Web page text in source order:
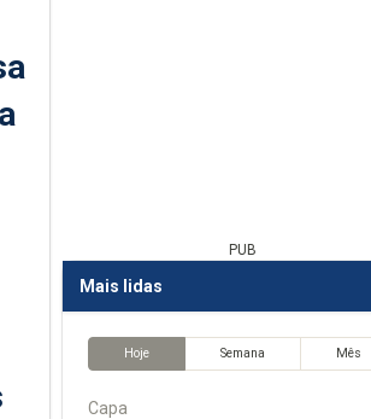
PUB
Mais lidas
Hoje Semana Mês
Capa